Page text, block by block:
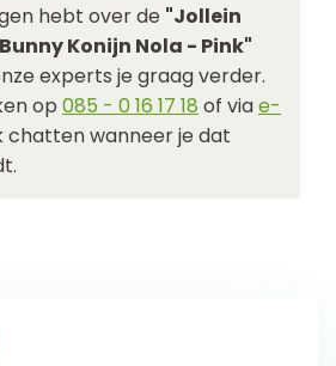
hebt over de "Jollein
Konijn Nola - Pink"
experts je graag verder.
op 085 - 0 16 17 18 of viae-
chatten wanneer je dat